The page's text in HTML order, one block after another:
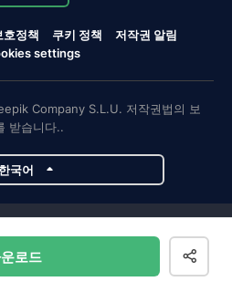
로드
호정책 쿠키 정책
저작권 알림
settings
Company S.L.U. 저작권법의 보
받습니다..
한국어
Flaticon